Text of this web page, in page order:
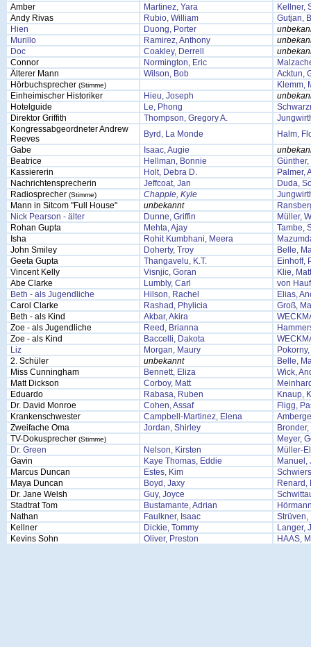
Amber
Martinez, Yara
Kellner,
Andy Rivas
Rubio, William
Gutjan,
Hien
Duong, Porter
Murillo
Ramirez, Anthony
Doc
Coakley, Derrell
Connor
Normington, Eric
Älterer Mann
Wilson, Bob
Acktun,
Hörbuchsprecher (Stimme)
Klemm,
Einheimischer Historiker
Hieu, Joseph
Hotelguide
Le, Phong
Direktor Griffith
Thompson, Gregory A.
Kongressabgeordneter Andrew
Reeves
Byrd, La Monde
Halm,
Gabe
Isaac, Augie
Beatrice
Hellman, Bonnie
Günther,
Kassiererin
Holt, Debra D.
Palmer,
Nachrichtensprecherin
Jeffcoat, Jan
Duda,
Radiosprecher (Stimme) Chapple, Kyle
Mann in Sitcom "Full House"
unbekannt
Nick Pearson - älter
Dunne, Griffin
Müller,
Rohan Gupta
Mehta, Ajay
Tambe,
Isha
Rohit Kumbhani, Meera
John Smiley
Doherty, Troy
Belle,
Geeta Gupta
Thangavelu, K.T.
Einhoff,
Vincent Kelly
Visnjic, Goran
Klie,
Abe Clarke
Lumbly, Carl
von
Beth - als Jugendliche
Hilson, Rachel
Elias,
Carol Clarke
Rashad, Phylicia
Groß,
Beth - als Kind
Akbar, Akira
Zoe - als Jugendliche
Reed, Brianna
Zoe - als Kind
Baccelli, Dakota
Liz
Morgan, Maury
2. Schüler
unbekannt
Belle,
Miss Cunningham
Bennett, Eliza
Wick,
Matt Dickson
Corboy, Matt
Eduardo
Rabasa, Ruben
Knaup,
Dr. David Monroe
Cohen, Assaf
Fligg,
Krankenschwester
Campbell-Martinez, Elena
Zweifache Oma
Jordan, Shirley
Bronder,
TV-Dokusprecher (Stimme)
Meyer,
Dr. Green
Nelson, Kirsten
Müller-
Gavin
Kaye Thomas, Eddie
Manuel,
Marcus Duncan
Estes, Kim
Maya Duncan
Boyd, Jaxy
Renard,
Dr. Jane Welsh
Guy, Joyce
Stadtrat Tom
Bustamante, Adrian
Nathan
Faulkner, Isaac
Strüven,
Kellner
Dickie, Tommy
Langer,
Kevins Sohn
Oliver, Preston HAAS,